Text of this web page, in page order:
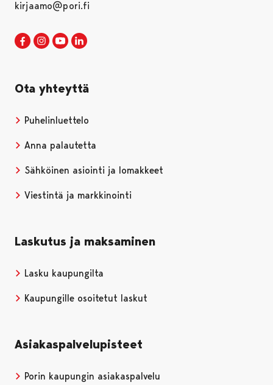
kirjaamo@pori.fi
Porin kaupunki Facebookissa
Avautuu uudessa välilehdessä
Porin kaupunki Instagramissa
Avautuu uudessa välilehdessä
Porin kaupunki Youtubessa
Avautuu uudessa välilehdessä
Ota yhteyttä
Puhelinluettelo
Anna palautetta
Sähköinen asiointi ja lomakkeet
Viestintä ja markkinointi
Laskutus ja maksaminen
Lasku kaupungilta
Kaupungille osoitetut laskut
Asiakaspalvelupisteet
Porin kaupungin asiakaspalvelu